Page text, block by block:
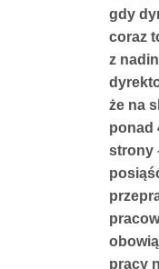
Dokumenty
gdy
coraz
z
że na
ponad
strony
pracy